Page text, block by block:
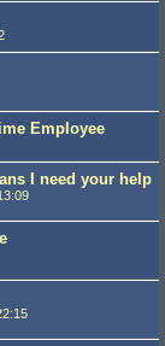
Employee
I need your help